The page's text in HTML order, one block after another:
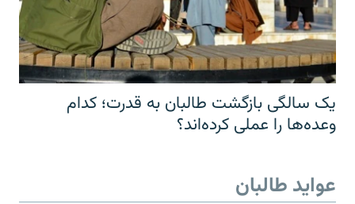
یک سالگی بازگشت طالبان به قدرت؛ کدام
وعده‌ها را عملی کرده‌اند؟
عواید طالبان